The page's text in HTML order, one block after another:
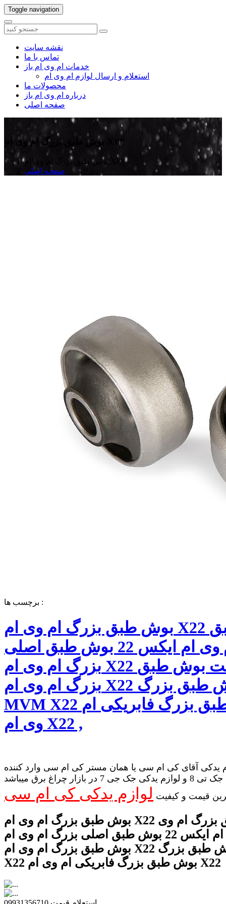
Toggle navigation
نقشه سایت
تماس با ما
خدمات ام وی ام باز
استعلام و ارسال لوازم ام وی ام
محصولات ما
درباره ام وی ام باز
صفحه اصلی
بوش طبق بزرگ ام وی ام X۲۲
بوش طبق بزرگ ام وی ام X۲۲
صفحه اصلی
برچسب ها :
بوش طبق بزرگ ام وی ام X22 بوش طبق
بزرگ ام وی ام ایکس 22 بوش طبق اصلی
بزرگ ام وی ام X22 قیمت بوش طبق
بزرگ ام وی ام X22 بوش طبق بزرگ
MVM X22 بوش طبق بزرگ فابریکی ام
وی ام X22 ,
یدکی آقای کی ام سی یا همان مستر کی ام سی وارد کننده
لوازم یدکی جک تی 8 و لوازم یدکی جک جی 7 در بازار چراغ برق میباشد
قیمت و کیفیت لوازم یدکی کی ام سی
بوش طبق بزرگ ام وی ام X22 بوش طبق بزرگ ام وی
ام ایکس 22 بوش طبق اصلی بزرگ ام وی ام X22 قیمت
بوش طبق بزرگ ام وی ام X22 بوش طبق بزرگ MVM
X22 بوش طبق بزرگ فابریکی ام وی ام X22